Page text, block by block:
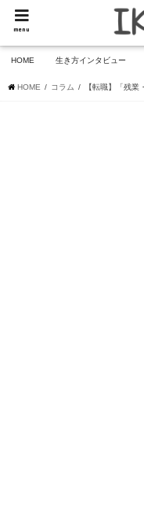
menu
HOME 生き方インタビュー
HOME コラム 【転職】「残